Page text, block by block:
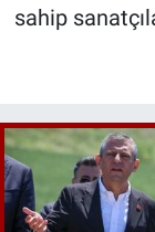
sahip